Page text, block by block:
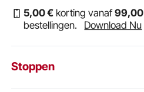
5,00€ korting vanaf99,00
bestellingen.
Download Nu
Stoppen